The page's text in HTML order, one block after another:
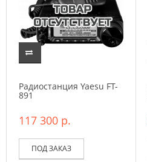
Радиостанция Yaesu FT-
891
117 300 р.
ПОД ЗАКАЗ